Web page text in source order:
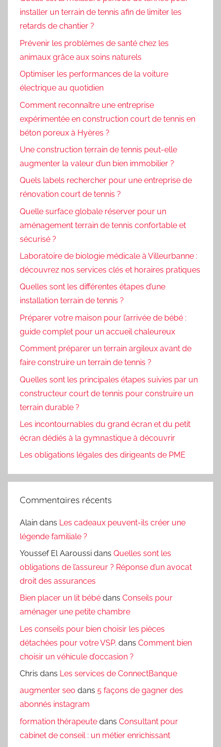
installer un terrain de tennis afin de limiter les
retards de chantier ?
Prévenir les problèmes de santé chez les
animaux grâce aux soins naturels
Optimiser les performances de la voiture
électrique au quotidien
Comment reconnaître une entreprise
expérimentée en construction court de tennis en
béton poreux à Hyères ?
Une construction terrain de tennis peut-elle
augmenter la valeur d’un bien immobilier ?
Quels labels rechercher pour une entreprise de
rénovation court de tennis ?
Quelle surface globale réserver pour un
aménagement terrain de tennis confortable et
sécurisé ?
Laboratoire de biologie médicale à Villeurbanne :
découvrez nos services clés et horaires pratiques
Quelles sont les différentes étapes d’une
installation terrain de tennis ?
Préparer votre maison pour l’arrivée de bébé :
guide complet pour un accueil chaleureux
Comment préparer un terrain argileux avant de
faire construire un terrain de tennis ?
Quelles sont les principales étapes suivies par un
constructeur court de tennis pour construire un
terrain durable ?
Les incontournables du grand écran et du petit
écran dédiés à la gymnastique à découvrir
Les obligations légales des dirigeants de PME
Commentaires récents
Alain dans Les cadeaux peuvent-ils créer une
légende familiale ?
Youssef El Aaroussi dans Quelles sont les
obligations de l’assureur ? Réponse d’un avocat
droit des assurances
Bien placer un lit bébé dans Conseils pour
aménager une petite chambre
Les conseils pour bien choisir les pièces
détachées pour votre VSP. dans Comment bien
choisir un véhicule d’occasion ?
Chris dans Les services de ConnectBanque
augmenter seo dans 5 façons de gagner des
abonnés instagram
formation thérapeute dans Consultant pour
cabinet de conseil : un métier enrichissant